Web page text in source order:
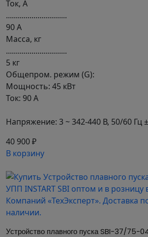
Ток, А
...............................
90 А
Масса, кг
...............................
5 кг
Общепром. режим (G):
Мощность: 45 кВт
Ток: 90 А
Напряжение: 3 ~ 342-440 В, 50/60 Гц
40 900 ₽
В корзину
Устройство плавного пуска SBI-37/75-